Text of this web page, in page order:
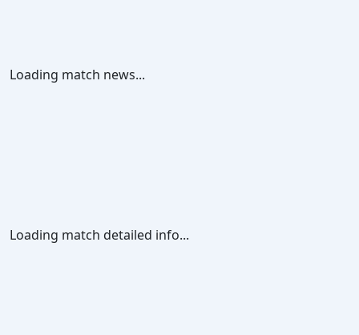
Loading match news...
Loading match detailed info...